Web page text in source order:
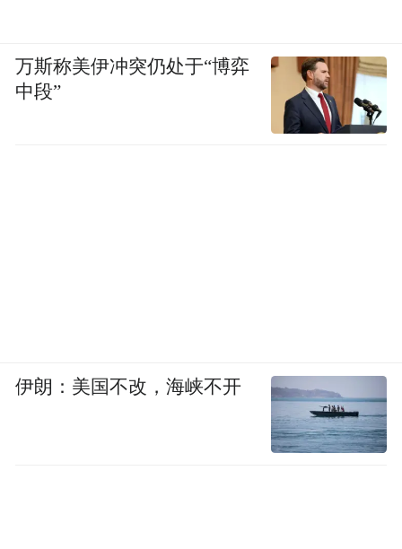
万斯称美伊冲突仍处于“博弈
中段”
伊朗：美国不改，海峡不开